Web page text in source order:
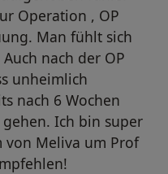
Operation , OP
Man fühlt sich
nach der OP
unheimlich
nach 6 Wochen
Ich bin super
von Meliva um Prof